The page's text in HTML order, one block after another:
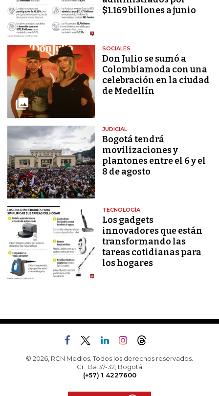
$1.169 billones a junio
SOCIALES
Don Julio se sumó a
Colombiamoda con una
celebración en la ciudad
de Medellín
JUDICIAL
Bogotá tendrá
movilizaciones y
plantones entre el 6 y el
8 de agosto
TECNOLOGÍA
Los gadgets
innovadores que están
transformando las
tareas cotidianas para
los hogares
© 2026, RCN Medios. Todos los derechos reservados.
Cr. 13a 37-32, Bogotá
(+57) 1 4227600